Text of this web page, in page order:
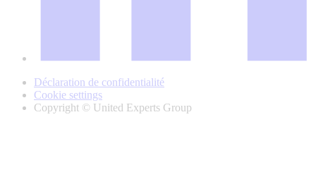
Déclaration de confidentialité
Cookie settings
Copyright © United Experts Group